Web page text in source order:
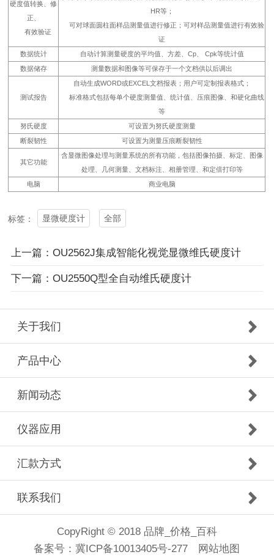
硬度值转换、修
正、
有效验证
HR等；
可对球面圆柱面样品测量值进行修正；可对样品测量值进行有效验
证
数据统计
自动计算测量硬度的平均值、方差、Cp、 Cpk等统计值
数据储存
测量数据和图像等可保存于一个文档供以后调出
测试报告
自动生成WORD或EXCEL文档报表；用户可定制报表格式；
标准格式包括每单个硬度测量值、统计值、压痕图像、和硬化曲线
等
努氏硬度
可设置为努氏硬度测量
断裂韧性
可设置为测量压痕断裂韧性
其它功能
含显微图像处理与测量系统的所有功能，包括图像拍摄、标定、图像
处理、几何测量、文档标注、相册管理、和定倍打印等
电脑
商业电脑
标签： 显微硬度计 全部
上一篇：OU2562J集成智能化视觉显微维氏硬度计
下一篇：OU2550Q型全自动维氏硬度计
关于我们
产品中心
新闻动态
仪器应用
汇款方式
联系我们
CopyRight © 2018 品牌_价格_百科
备案号：冀ICP备10013405号-277 网站地图